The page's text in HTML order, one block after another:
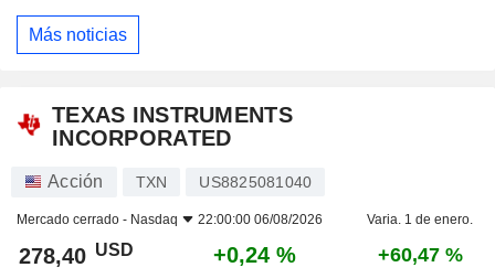
Más noticias
TEXAS INSTRUMENTS
INCORPORATED
Acción TXN US8825081040
Mercado cerrado - Nasdaq 22:00:00 06/08/2026 Varia. 1 de enero.
278,40 USD +0,24 % +60,47 %